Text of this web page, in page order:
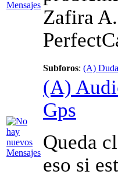
Zafira
Subforos: (A)
(A)
Gps
Queda
eso si